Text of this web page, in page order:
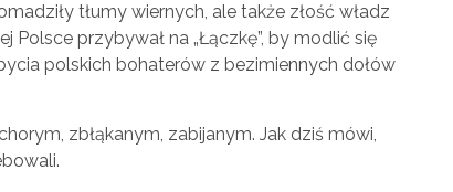
tłumy wiernych, ale także złość władz
Polsce przybywał na „Łączkę”, by modlić się
polskich bohaterów z bezimiennych dołów
zbłąkanym, zabijanym. Jak dziś mówi,